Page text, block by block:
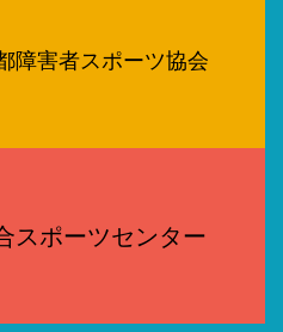
障害者スポーツ協会
スポーツセンター